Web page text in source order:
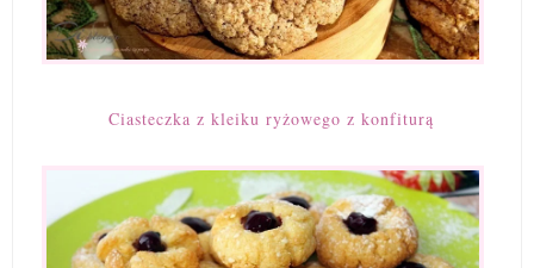
Ciasteczka z kleiku ryżowego z konfiturą